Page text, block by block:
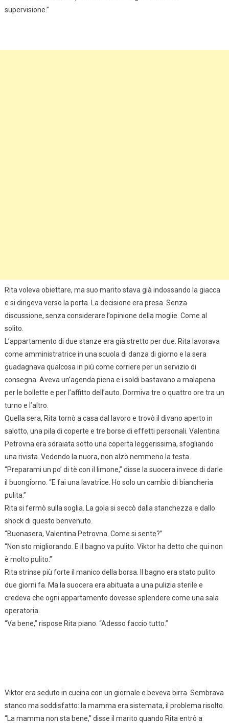
supervisione.”
Rita voleva obiettare, ma suo marito stava già indossando la giacca
e si dirigeva verso la porta. La decisione era presa. Senza
discussione, senza considerare l’opinione della moglie. Come al
solito.
L’appartamento di due stanze era già stretto per due. Rita lavorava
come amministratrice in una scuola di danza di giorno e la sera
guadagnava qualcosa in più come corriere per un servizio di
consegna. Aveva un’agenda piena e i soldi bastavano a malapena
per le bollette e per l’affitto dell’auto. Dormiva tre o quattro ore tra un
turno e l’altro.
Quella sera, Rita tornò a casa dal lavoro e trovò il divano aperto in
salotto, una pila di coperte e tre borse di effetti personali. Valentina
Petrovna era sdraiata sotto una coperta leggerissima, sfogliando
una rivista. Vedendo la nuora, non alzò nemmeno la testa.
“Preparami un po’ di tè con il limone,” disse la suocera invece di darle
il buongiorno. “E fai una lavatrice. Ho solo un cambio di biancheria
pulita.”
Rita si fermò sulla soglia. La gola si seccò dalla stanchezza e dallo
shock di questo benvenuto.
“Buonasera, Valentina Petrovna. Come si sente?”
“Non sto migliorando. E il bagno va pulito. Viktor ha detto che qui non
è molto pulito.”
Rita strinse più forte il manico della borsa. Il bagno era stato pulito
due giorni fa. Ma la suocera era abituata a una pulizia sterile e
credeva che ogni appartamento dovesse splendere come una sala
operatoria.
“Va bene,” rispose Rita piano. “Adesso faccio tutto.”
Viktor era seduto in cucina con un giornale e beveva birra. Sembrava
stanco ma soddisfatto: la mamma era sistemata, il problema risolto.
“La mamma non sta bene,” disse il marito quando Rita entrò a